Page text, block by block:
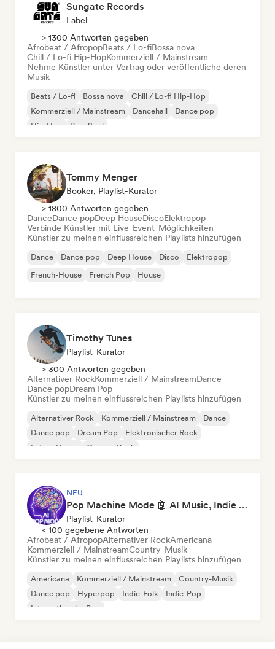
Sungate Records
Label
> 1300 Antworten gegeben
Afrobeat / AfropopBeats / Lo-fiBossa nova
Chill / Lo-fi Hip-HopKommerziell / Mainstream
Nehme Künstler unter Vertrag oder veröffentliche deren
Musik
Beats / Lo-fi Bossa nova
Chill / Lo-fi Hip-Hop
Kommerziell / Mainstream
Dancehall
Dance pop
Hip-Hop
Pop-Soul
Tommy Menger
Booker, Playlist-Kurator
> 1800 Antworten gegeben
DanceDance popDeep HouseDiscoElektropop
Verbinde Künstler mit Live-Event-Möglichkeiten
Künstler zu meinen einflussreichen Playlists hinzufügen
Dance Dance pop Deep House Disco
Elektropop
French-House
French Pop House
Timothy Tunes
Playlist-Kurator
> 300 Antworten gegeben
Alternativer RockKommerziell / MainstreamDance
Dance popDream Pop
Künstler zu meinen einflussreichen Playlists hinzufügen
Alternativer Rock Kommerziell / Mainstream
Dance
Dance pop
Dream Pop
Elektronischer Rock
Future House
Garage-Rock
NEU
Pop Machine Mode 🤖 AI Music, Indie Pop & Dream Pop
Playlist-Kurator
< 100 gegebene Antworten
Afrobeat / AfropopAlternativer RockAmericana
Kommerziell / MainstreamCountry-Musik
Künstler zu meinen einflussreichen Playlists hinzufügen
Americana Kommerziell / Mainstream
Country-Musik
Dance pop
Hyperpop Indie-Folk
Indie-Pop
Internationaler Pop